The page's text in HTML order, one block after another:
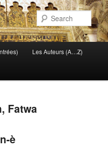
Les Auteurs (A…Z)
Fatwa
è